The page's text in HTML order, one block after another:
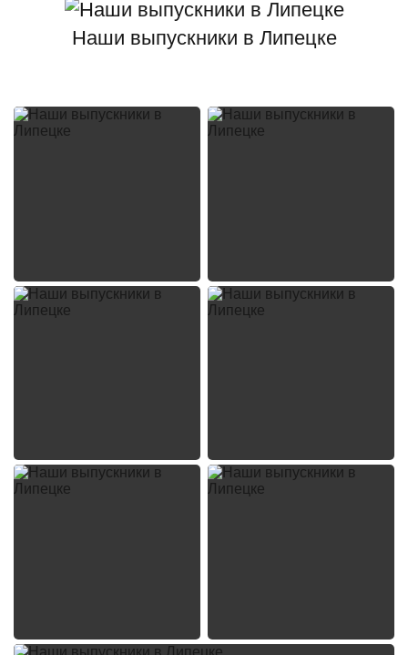
Наши выпускники в Липецке